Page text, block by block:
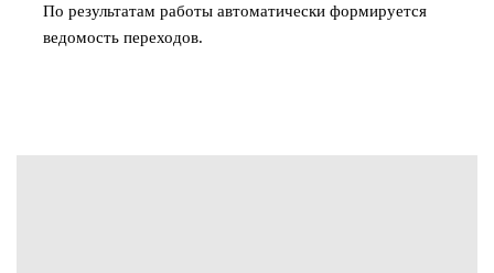
По результатам работы автоматически формируется
ведомость переходов.